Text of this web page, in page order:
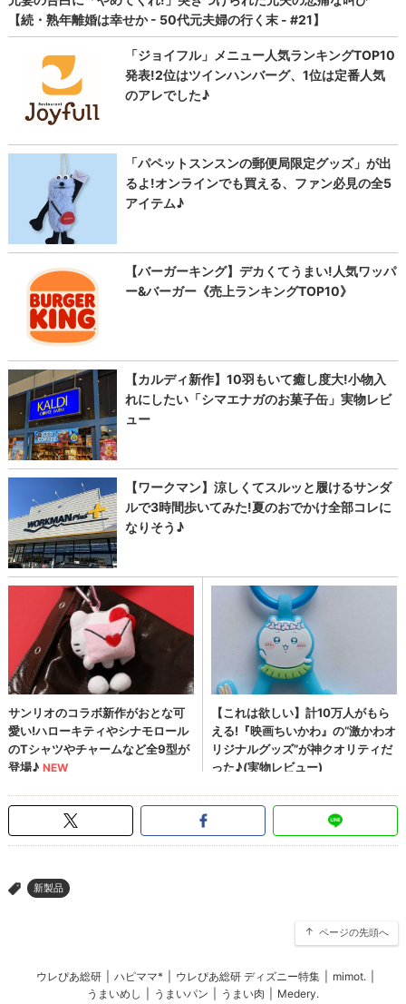
> 新製品
ページの先頭へ
ウレぴあ総研 ハピママ* ウレぴあ総研 ディズニー特集 mimot.
うまいめし
うまいパン うまい肉 Medery.